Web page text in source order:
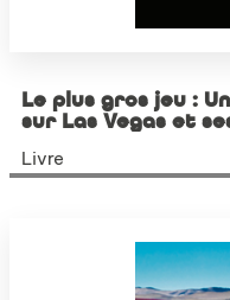
Le plus gros jeu :
sur Las Vegas et
Livre